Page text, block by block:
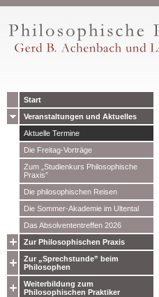
Start
Veranstaltungen und Aktuelles
Aktuelle Termine
Die Freitag-Vorträge
Zum „Studienkurs Philosophische
Praxis”
Die philosophischen Reisen
Die Sommer-Akademie im Ultental
Das Absolvententreffen 2026
Zur Philosophischen Praxis
Zur „Sprechstunde” beim
Philosophen
Weiterbildung zum
Philosophischen Praktiker